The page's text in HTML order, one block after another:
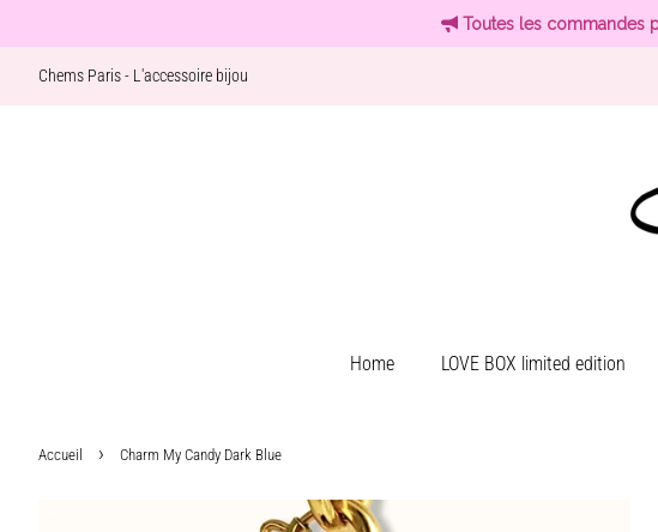
Toutes les commandes
Chems Paris - L'accessoire bijou
Home LOVE BOX limited edition
Accueil › Charm My Candy Dark Blue